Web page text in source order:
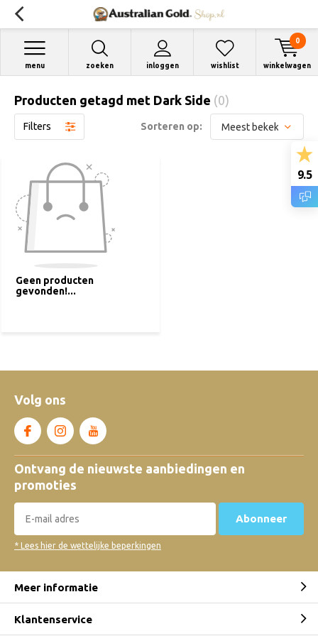
zoeken inloggen
menu wishlist winkelwagen
0
Producten getagd met Dark Side (0)
Filters Sorteren op:
Geen producten
gevonden!...
Volg ons
Ontvang de nieuwste aanbiedingen en
promoties
Abonneer
* Lees hier de wettelijke beperkingen
Meer informatie
Klantenservice
9.5